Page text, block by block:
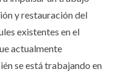
y restauración del
existentes en el
actualmente
se está trabajando en